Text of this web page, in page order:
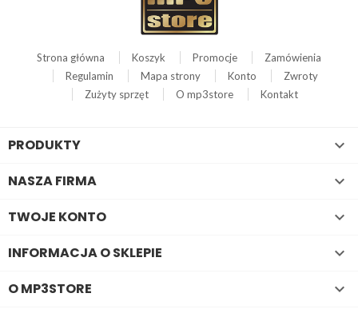
Strona główna Koszyk Promocje
Zamówienia
Regulamin
Mapa strony Konto
Zwroty
Zużyty sprzęt
O mp3store Kontakt
PRODUKTY 
NASZA FIRMA 
TWOJE KONTO 
INFORMACJA O SKLEPIE 
O MP3STORE 